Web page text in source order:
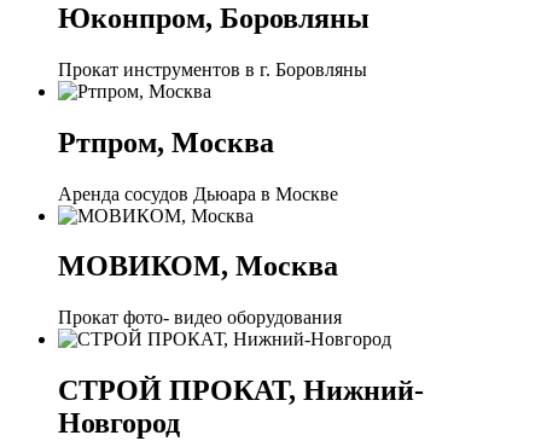
Юконпром, Боровляны
Прокат инструментов в г. Боровляны
Ртпром, Москва
Аренда сосудов Дьюара в Москве
МОВИКОМ, Москва
Прокат фото- видео оборудования
СТРОЙ ПРОКАТ, Нижний-
Новгород